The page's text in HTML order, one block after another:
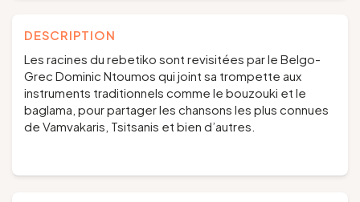
DESCRIPTION
Les racines du rebetiko sont revisitées par le Belgo-
Grec Dominic Ntoumos qui joint sa trompette aux
instruments traditionnels comme le bouzouki et le
baglama, pour partager les chansons les plus connues
de Vamvakaris, Tsitsanis et bien d’autres.